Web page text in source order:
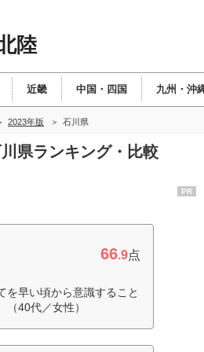
陸
近畿 中国・四国 九州・沖
2023年版 石川県
県ランキング・比較
66.9点
を早い頃から意識すること
40代／女性）
PR